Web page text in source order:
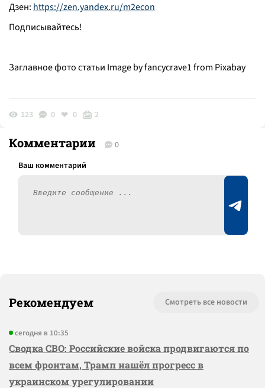
Дзен: https://zen.yandex.ru/m2econ
Подписывайтесь!
Заглавное фото статьи Image by fancycrave1 from Pixabay
123 0 0 2
Комментарии 0
Рекомендуем Смотреть все новости
сегодня в 10:35
Сводка СВО: Российские войска продвигаются по
всем фронтам, Трамп нашёл прогресс в
украинском урегулировании